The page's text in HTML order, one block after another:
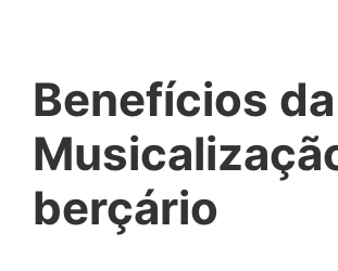
Benefícios da
berçário